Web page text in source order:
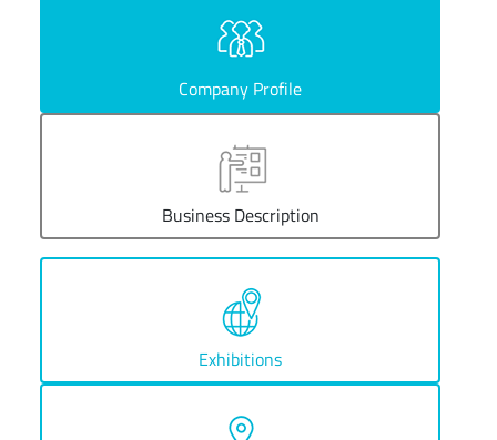
Company Profile
Business Description
Exhibitions